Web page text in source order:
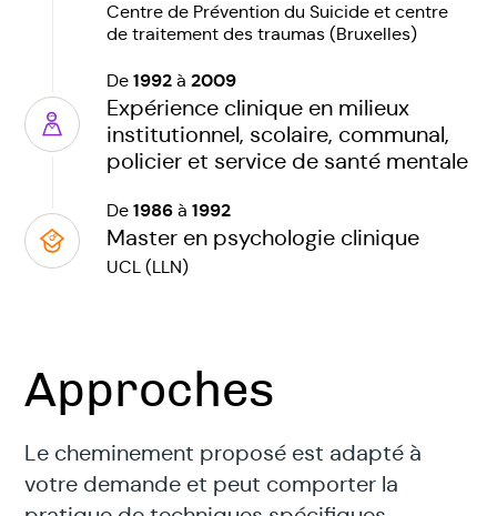
Centre de Prévention du Suicide et centre
de traitement des traumas (Bruxelles)
De1992 à2009
Expérience clinique en milieux
institutionnel, scolaire, communal,
policier et service de santé mentale
De1986 à1992
Master en psychologie clinique
UCL (LLN)
Approches
Le cheminement proposé est adapté à
votre demande et peut comporter la